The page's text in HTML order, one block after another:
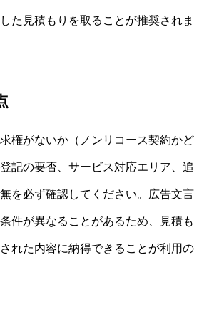
た見積もりを取ることが推奨されま
権がないか（ノンリコース契約かど
記の要否、サービス対応エリア、追
を必ず確認してください。広告文言
件が異なることがあるため、見積も
れた内容に納得できることが利用の